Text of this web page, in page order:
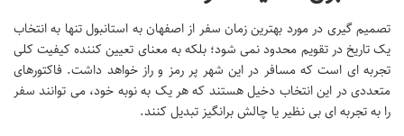
تصمیم گیری در مورد بهترین زمان سفر از اصفهان به استانبولتنها به انتخاب
یک تاریخ در تقویم محدود نمی شود؛ بلکه به معنای تعیین کننده کیفیت کلی
تجربه ای است که مسافر در این شهر پر رمز و راز خواهد داشت. فاکتورهای
متعددی در این انتخاب دخیل هستند که هر یک به نوبه خود، می توانند سفر
را به تجربه ای بی نظیر یا چالش برانگیز تبدیل کنند.